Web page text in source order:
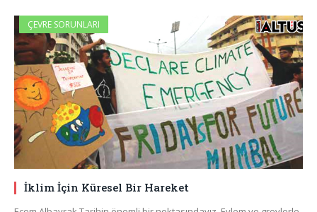
ÇEVRE SORUNLARI
İklim İçin Küresel Bir Hareket